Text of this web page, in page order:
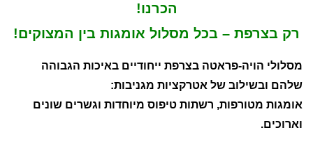
הכרנו!
רק בצרפת – בכל מסלול אומגות בין המצוקים!
מסלולי הויה-פראטה בצרפת ייחודיים באיכות הגבוהה
שלהם ובשילוב של אטרקציות מגניבות:
אומגות מטורפות, רשתות טיפוס מיוחדות וגשרים שונים
וארוכים.